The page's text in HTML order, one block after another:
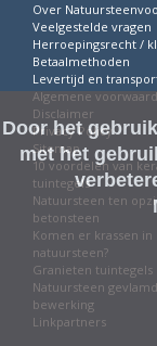
Over
Veelgestelde vragen
Herroepingsrecht /
Betaalmethoden
Levertijd en
Algemene
Disclaimer
Privacy Policy
Sitemap
10 voordelen van
tuintegels
Natuursteen ten
betonsteen
Komen er krassen in
natuursteen?
Granieten tuintegels
Natuursteen
bewerking
Linkpartners
Door het
met het